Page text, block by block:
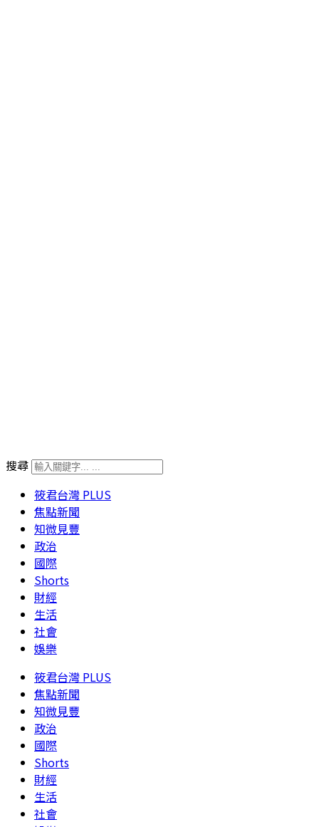
搜尋
筱君台灣 PLUS
焦點新聞
知微見豐
政治
國際
Shorts
財經
生活
社會
娛樂
筱君台灣 PLUS
焦點新聞
知微見豐
政治
國際
Shorts
財經
生活
社會